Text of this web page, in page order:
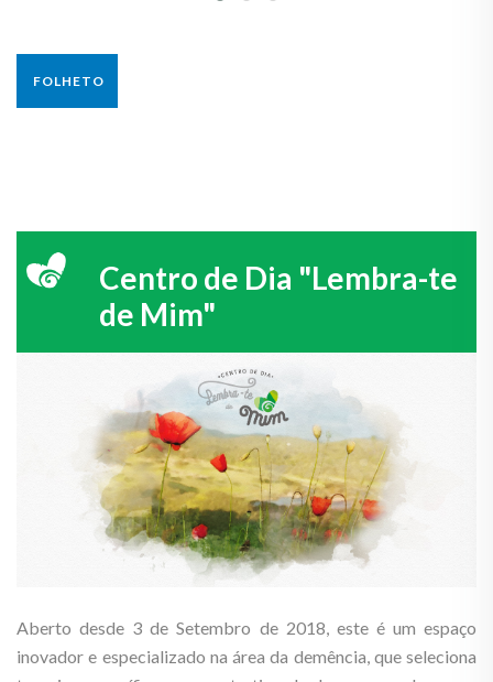
FOLHETO
Centro de Dia "Lembra-te
de Mim"
Aberto desde 3 de Setembro de 2018, este é um espaço
inovador e especializado na área da demência, que seleciona